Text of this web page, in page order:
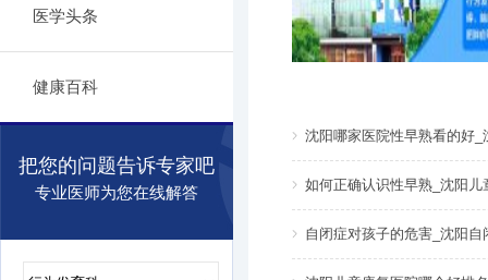
医学头条
健康百科
把您的问题告诉专家吧
专业医师为您在线解答
沈阳哪家医院性早熟看的好
如何正确认识性早熟_沈阳儿
自闭症对孩子的危害_沈阳